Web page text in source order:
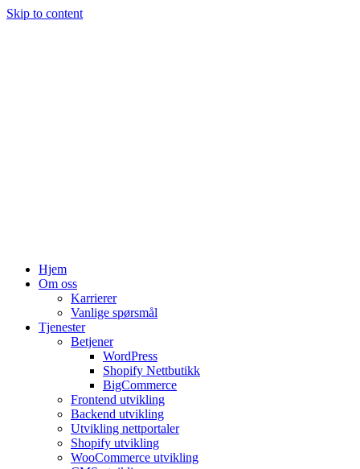
Skip to content
Hjem
Om oss
Karrierer
Vanlige spørsmål
Tjenester
Betjener
WordPress
Shopify Nettbutikk
BigCommerce
Frontend utvikling
Backend utvikling
Utvikling nettportaler
Shopify utvikling
WooCommerce utvikling